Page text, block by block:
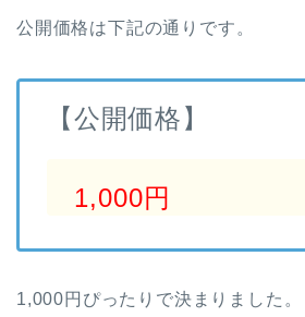
公開価格は下記の通りです。
【公開価格】
1,000円
1,000円ぴったりで決まりました。